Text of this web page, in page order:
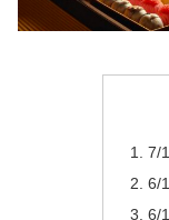
7/
6/
6/